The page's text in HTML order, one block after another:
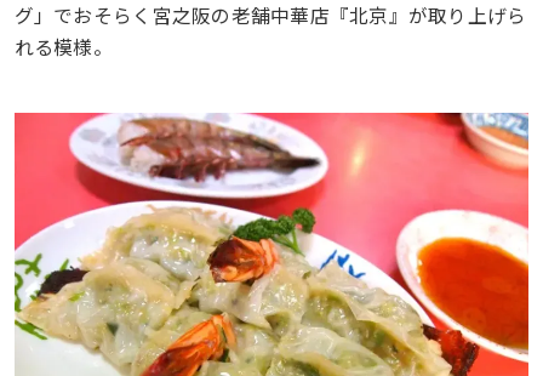
グ」でおそらく宮之阪の老舗中華店『北京』が取り上げら
れる模様。